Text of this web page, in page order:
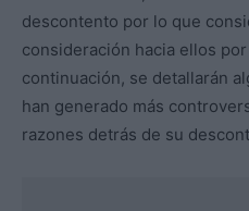
descontento por lo que
consideración hacia ellos
continuación, se detallarán
han generado más
razones detrás de su